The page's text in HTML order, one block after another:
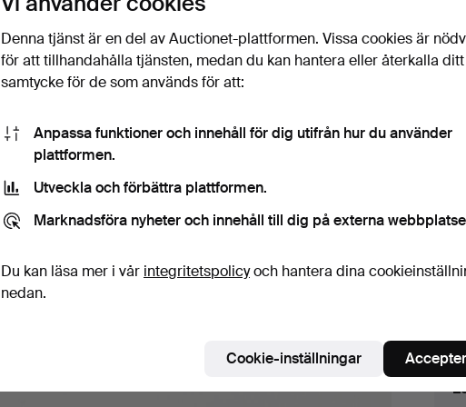
2
1
Denna tjänst är en del av Auctionet-plattformen. Vissa cookies är
för att tillhandahålla tjänsten, medan du kan hantera eller återkalla ditt
samtycke för de som används för att:
Anpassa funktioner och innehåll för dig utifrån hur du använder
plattformen.
Utveckla och förbättra plattformen.
Marknadsföra nyheter och innehåll till dig på externa
Du kan läsa mer i vår integritetspolicyoch hantera dina
nedan.
Cookie-inställningar